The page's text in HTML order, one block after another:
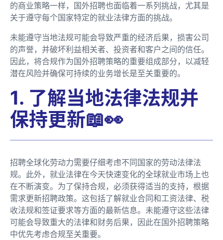
的商业策略一样，国外招聘也面临着一系列挑战，尤其是
关于遵守每个国家特定的就业法律方面的挑战。
未能遵守当地法规可能会导致严重的经济后果，损害公司
的声誉，并破坏利益相关者、投资者和客户之间的信任。
因此，将合规作为国外招聘策略的重要组成部分，以减轻
潜在风险并确保可持续的业务增长是至关重要的。
1. 了解当地法律法规并
保持更新📖👀
招聘全球化劳动力需要仔细考虑不同国家的劳动法律法
规。此外，就业法律在今天快速变化的全球就业市场上也
在不断演变。为了保持合规，必须获得适当的支持，根据
需求更新招聘政策。这包括了解就业合同和工资法律、税
收法规和签证要求等方面的最新信息。未能遵守这些法律
可能会导致重大的法律和财务后果，因此在国外招聘策略
中优先考虑合规至关重要。